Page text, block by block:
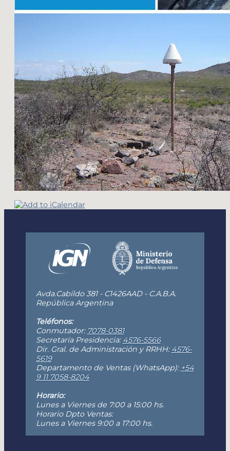
Avda.Cabildo 381 - C1426AAD - C.A.B.A.
República Argentina
Teléfonos:
Conmutador: 7078-0381
Secretaría Presidencia: 4576-5566
Dir. Gral. de Administración y RRHH: 4576-
5619
Departamento de Ventas (WhatsApp): +54
9 11 7058-8204
Horario:
Lunes a Viernes de 7:00 a 15:00 hs.
Horario Dpto Ventas:
Lunes a Viernes 9:00 a 17:00 hs.